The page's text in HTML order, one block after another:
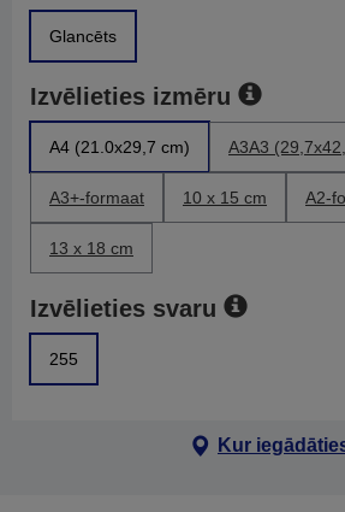
Glancēts
Izvēlieties izmēru
A4 (21.0x29,7 cm) A3A3
A3+-formaat 10 x 15 cm A2-
13 x 18 cm
Izvēlieties svaru
255
Kur